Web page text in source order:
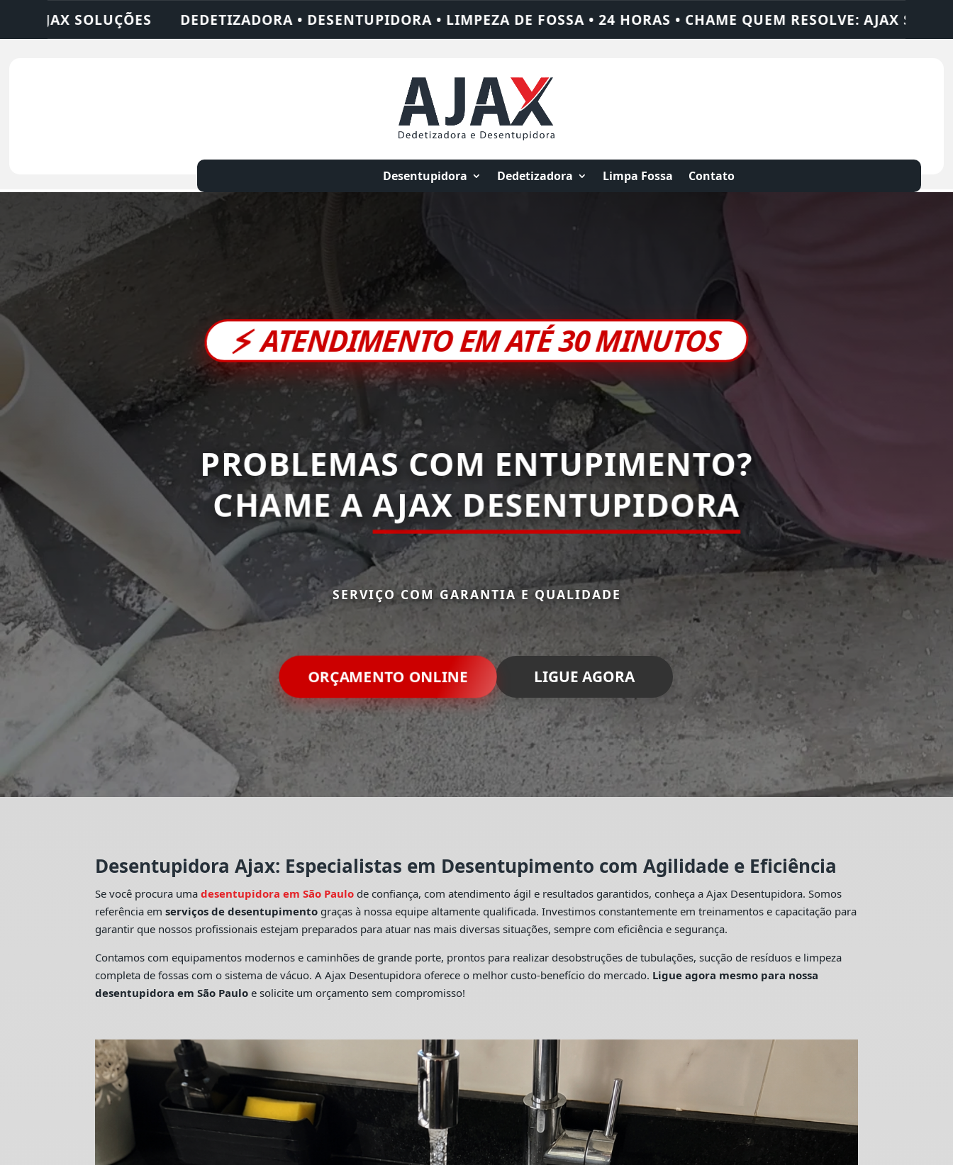
DESENTUPIDORA • LIMPEZA DE FOSSA • 24 HORAS • CHAME QUEM RESOLVE: AJAX SOLUÇÕES DEDETIZADORA •
Desentupidora Dedetizadora Limpa Fossa Contato
⚡ATENDIMENTO EM ATÉ 30 MINUTOS
PROBLEMAS COM ENTUPIMENTO?
CHAME A AJAX DESENTUPIDORA
SERVIÇO COM GARANTIA E QUALIDADE
ORÇAMENTO ONLINE LIGUE AGORA
Desentupidora Ajax: Especialistas em Desentupimento com Agilidade e Eficiência
Se você procura umadesentupidora em São Paulo de confiança, com atendimento ágil e resultados garantidos, conheça a Ajax Desentupidora. Somos
referência emserviços de desentupimento graças à nossa equipe altamente qualificada. Investimos constantemente em treinamentos e capacitação para
garantir que nossos profissionais estejam preparados para atuar nas mais diversas situações, sempre com eficiência e segurança.
Contamos com equipamentos modernos e caminhões de grande porte, prontos para realizar desobstruções de tubulações, sucção de resíduos e limpeza
completa de fossas com o sistema de vácuo. A Ajax Desentupidora oferece o melhor custo-benefício do mercado. Ligue agora mesmo para nossa
desentupidora em São Paulo e solicite um orçamento sem compromisso!